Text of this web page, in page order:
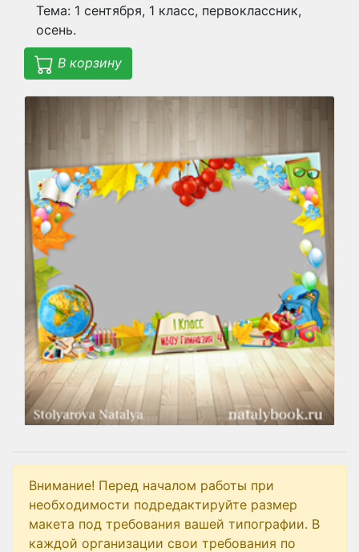
Тема: 1 сентября, 1 класс, первоклассник,
осень.
В корзину
Внимание! Перед началом работы при
необходимости подредактируйте размер
макета под требования вашей типографии. В
каждой организации свои требования по